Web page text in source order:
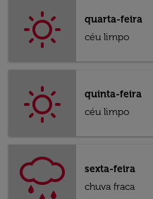
quarta-feira
céu limpo
quinta-feira
céu limpo
sexta-feira
chuva fraca